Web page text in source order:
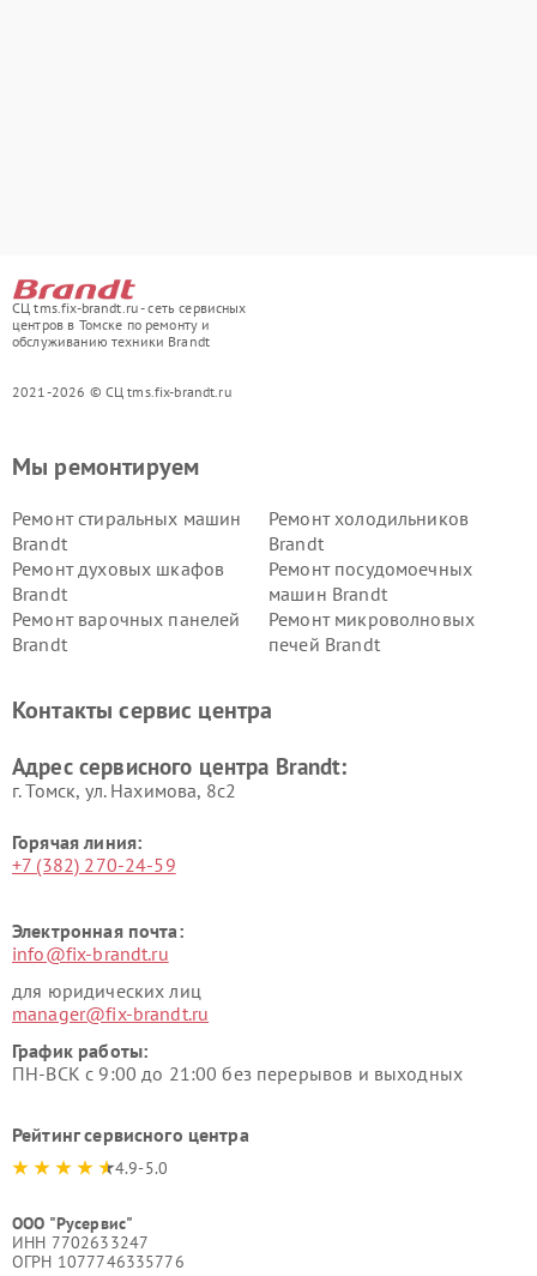
СЦ tms.fix-brandt.ru - сеть сервисных
центров в Томске по ремонту и
обслуживанию техники Brandt
2021-2026 © СЦ tms.fix-brandt.ru
Мы ремонтируем
Ремонт стиральных машин
Brandt
Ремонт холодильников
Brandt
Ремонт духовых шкафов
Brandt
Ремонт посудомоечных
машин Brandt
Ремонт варочных панелей
Brandt
Ремонт микроволновых
печей Brandt
Контакты сервис центра
Адрес сервисного центра Brandt:
г. Томск, ул. Нахимова, 8с2
Горячая линия:
+7 (382) 270-24-59
Электронная почта:
info@fix-brandt.ru
для юридических лиц
manager@fix-brandt.ru
График работы:
ПН-ВСК с 9:00 до 21:00 без перерывов и выходных
Рейтинг сервисного центра
4.9-5.0
ООО "Русервис"
ИНН 7702633247
ОГРН 1077746335776